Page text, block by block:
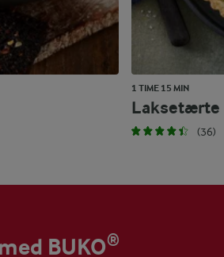
1 TIME 15 MIN
Laksetærte
(36)
BUKO®